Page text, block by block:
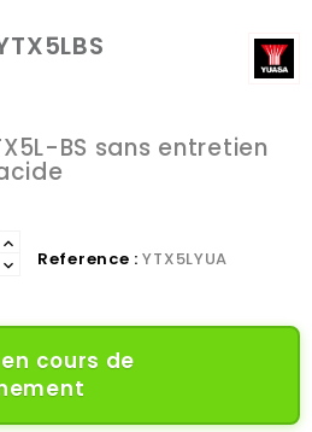
BS sans entretien
Reference : YTX5LYUA
cours de